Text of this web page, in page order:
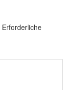
Erforderliche